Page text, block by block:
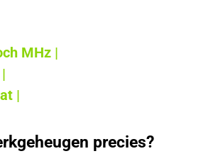
MHz |
|
precies?